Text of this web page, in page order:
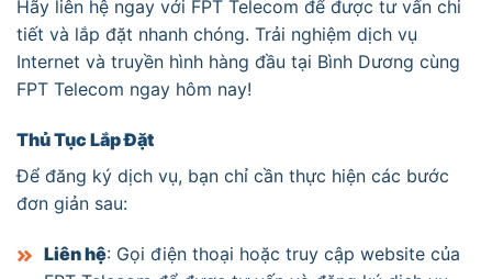
Hãy liên hệ ngay với FPT Telecom để được tư vấn chi
tiết và lắp đặt nhanh chóng. Trải nghiệm dịch vụ
Internet và truyền hình hàng đầu tại Bình Dương cùng
FPT Telecom ngay hôm nay!
Thủ Tục Lắp Đặt
Để đăng ký dịch vụ, bạn chỉ cần thực hiện các bước
đơn giản sau:
Liên hệ: Gọi điện thoại hoặc truy cập website của